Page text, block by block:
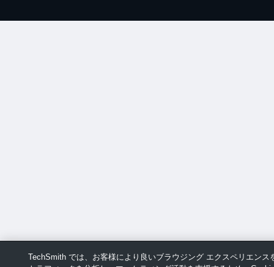
TechSmith では、お客様により良いブラウジング エクスペリエンス